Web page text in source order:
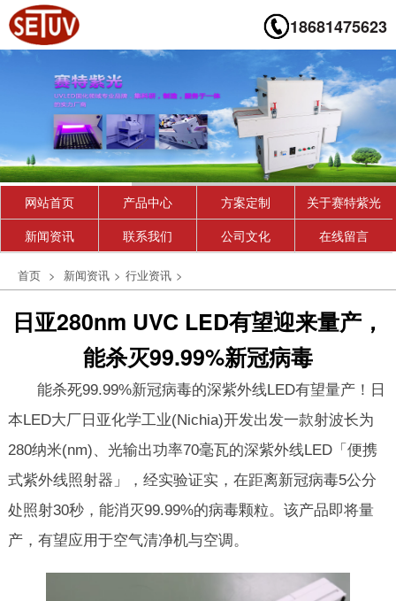
18681475623
网站首页 产品中心 方案定制
关于赛特紫光
新闻资讯
联系我们 公司文化 在线留言
首页 > 新闻资讯 > 行业资讯 >
日亚280nm UVC LED有望迎来量产，
能杀灭99.99%新冠病毒
能杀死99.99%新冠病毒的深紫外线LED有望量产！日
本LED大厂日亚化学工业(Nichia)开发出发一款射波长为
280纳米(nm)、光输出功率70毫瓦的深紫外线LED「便携
式紫外线照射器」，经实验证实，在距离新冠病毒5公分
处照射30秒，能消灭99.99%的病毒颗粒。该产品即将量
产，有望应用于空气清净机与空调。